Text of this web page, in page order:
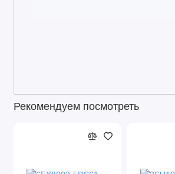
Рекомендуем посмотреть